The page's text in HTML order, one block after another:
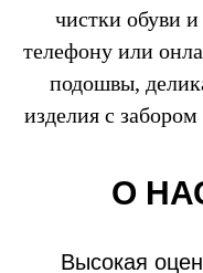
чистки обуви
телефону или
подошвы,
изделия с
О
Высокая